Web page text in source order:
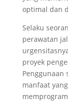
optimal dan
Selaku
perawatan
proyek
Penggunaan
manfaat